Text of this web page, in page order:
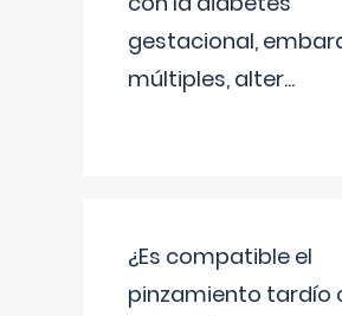
gestacional,
múltiples, alter...
¿Es compatible el
pinzamiento tardío